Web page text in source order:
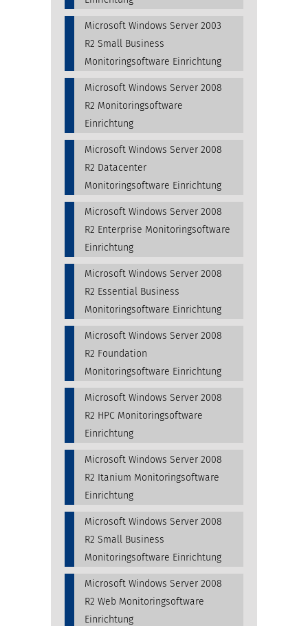
Microsoft Windows Server 2003
R2 Small Business
Monitoringsoftware Einrichtung
Microsoft Windows Server 2008
R2 Monitoringsoftware
Einrichtung
Microsoft Windows Server 2008
R2 Datacenter
Monitoringsoftware Einrichtung
Microsoft Windows Server 2008
R2 Enterprise Monitoringsoftware
Einrichtung
Microsoft Windows Server 2008
R2 Essential Business
Monitoringsoftware Einrichtung
Microsoft Windows Server 2008
R2 Foundation
Monitoringsoftware Einrichtung
Microsoft Windows Server 2008
R2 HPC Monitoringsoftware
Einrichtung
Microsoft Windows Server 2008
R2 Itanium Monitoringsoftware
Einrichtung
Microsoft Windows Server 2008
R2 Small Business
Monitoringsoftware Einrichtung
Microsoft Windows Server 2008
R2 Web Monitoringsoftware
Einrichtung